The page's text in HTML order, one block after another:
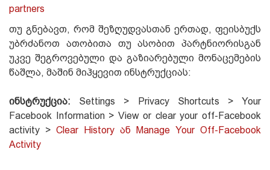
partners
თუ გნებავთ, რომ შეზღუდვასთან ერთად, ფეისბუქს
უბრძანოთ ათობითა თუ ასობით პარტნიორისგან
უკვე შეგროვებული და გაზიარებული მონაცემების
წაშლა, მაშინ მიჰყევით ინსტრუქციას:
ინსტრუქცია: Settings > Privacy Shortcuts > Your
Facebook Information > View or clear your off-Facebook
activity > Clear History ან Manage Your Off-Facebook
Activity